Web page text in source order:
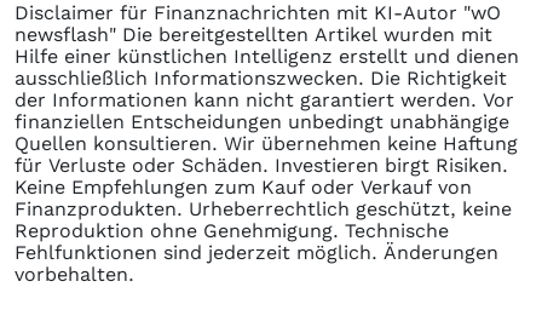
Disclaimer für Finanznachrichten mit KI-Autor "wO
newsflash" Die bereitgestellten Artikel wurden mit
Hilfe einer künstlichen Intelligenz erstellt und dienen
ausschließlich Informationszwecken. Die Richtigkeit
der Informationen kann nicht garantiert werden. Vor
finanziellen Entscheidungen unbedingt unabhängige
Quellen konsultieren. Wir übernehmen keine Haftung
für Verluste oder Schäden. Investieren birgt Risiken.
Keine Empfehlungen zum Kauf oder Verkauf von
Finanzprodukten. Urheberrechtlich geschützt, keine
Reproduktion ohne Genehmigung. Technische
Fehlfunktionen sind jederzeit möglich. Änderungen
vorbehalten.